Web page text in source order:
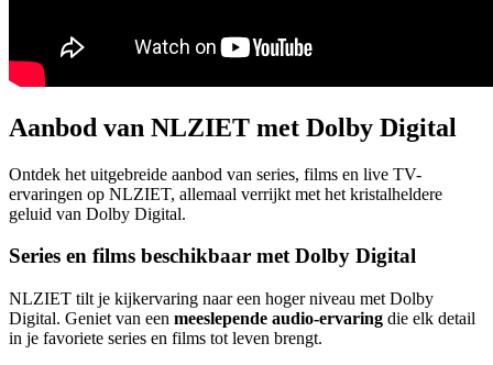
Aanbod van NLZIET met Dolby Digital
Ontdek het uitgebreide aanbod van series, films en live TV-
ervaringen op NLZIET, allemaal verrijkt met het kristalheldere
geluid van Dolby Digital.
Series en films beschikbaar met Dolby Digital
NLZIET tilt je kijkervaring naar een hoger niveau met Dolby
Digital. Geniet van een meeslepende audio-ervaring die elk detail
in je favoriete series en films tot leven brengt.